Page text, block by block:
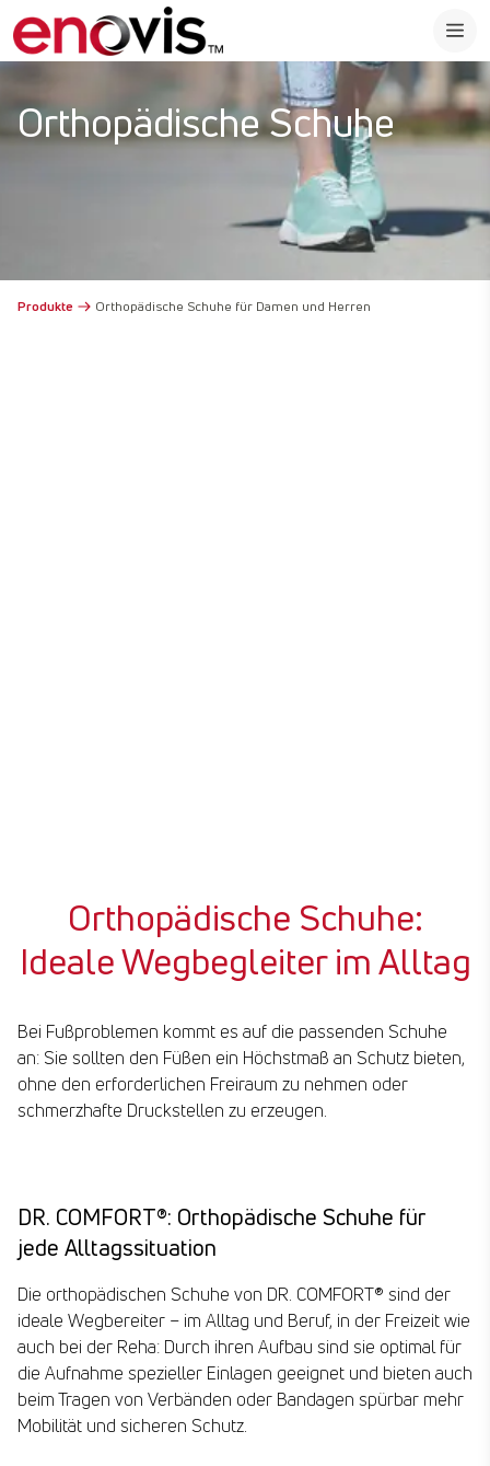
Orthopädische Schuhe
Produkte Orthopädische Schuhe für Damen und Herren
Orthopädische Schuhe:
Ideale Wegbegleiter im Alltag
Bei Fußproblemen kommt es auf die passenden Schuhe
an: Sie sollten den Füßen ein Höchstmaß an Schutz bieten,
ohne den erforderlichen Freiraum zu nehmen oder
schmerzhafte Druckstellen zu erzeugen.
DR. COMFORT®: Orthopädische Schuhe für
jede Alltagssituation
Die orthopädischen Schuhe von DR. COMFORT® sind der
ideale Wegbereiter – im Alltag und Beruf, in der Freizeit wie
auch bei der Reha: Durch ihren Aufbau sind sie optimal für
die Aufnahme spezieller Einlagen geeignet und bieten auch
beim Tragen von Verbänden oder Bandagen spürbar mehr
Mobilität und sicheren Schutz.